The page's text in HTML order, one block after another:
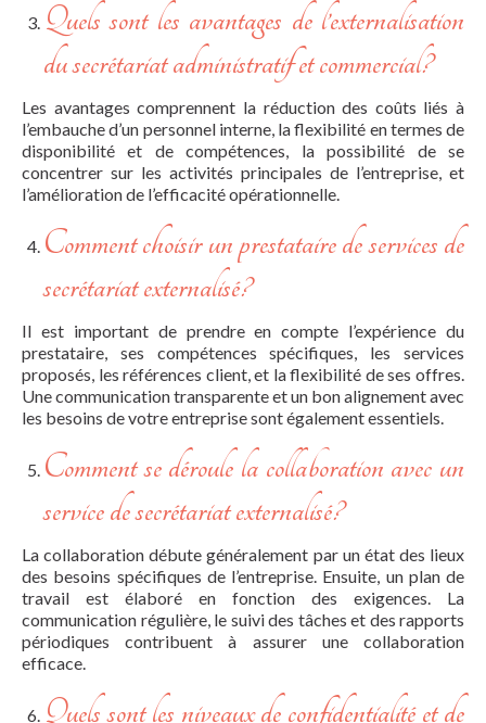
Quels sont les avantages de l’externalisation
du secrétariat administratif et commercial?
Les avantages comprennent la réduction des coûts liés à
l’embauche d’un personnel interne, la flexibilité en termes de
disponibilité et de compétences, la possibilité de se
concentrer sur les activités principales de l’entreprise, et
l’amélioration de l’efficacité opérationnelle.
Comment choisir un prestataire de services de
secrétariat externalisé?
Il est important de prendre en compte l’expérience du
prestataire, ses compétences spécifiques, les services
proposés, les références client, et la flexibilité de ses offres.
Une communication transparente et un bon alignement avec
les besoins de votre entreprise sont également essentiels.
Comment se déroule la collaboration avec un
service de secrétariat externalisé?
La collaboration débute généralement par un état des lieux
des besoins spécifiques de l’entreprise. Ensuite, un plan de
travail est élaboré en fonction des exigences. La
communication régulière, le suivi des tâches et des rapports
périodiques contribuent à assurer une collaboration
efficace.
Quels sont les niveaux de confidentialité et de